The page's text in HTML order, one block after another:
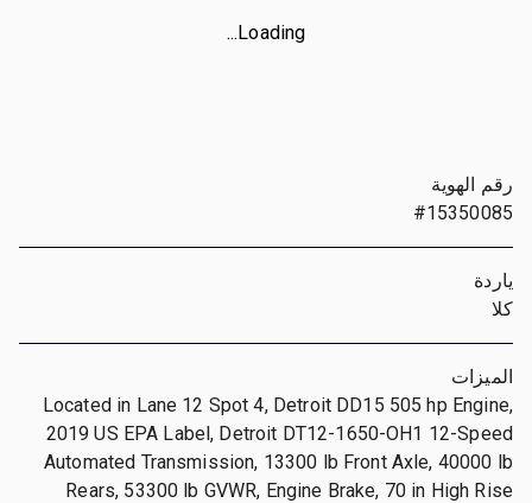
Loading...
رقم الهوية
#15350085
ياردة
كلا
الميزات
Located in Lane 12 Spot 4, Detroit DD15 505 hp Engine,
2019 US EPA Label, Detroit DT12-1650-OH1 12-Speed
Automated Transmission, 13300 lb Front Axle, 40000 lb
Rears, 53300 lb GVWR, Engine Brake, 70 in High Rise